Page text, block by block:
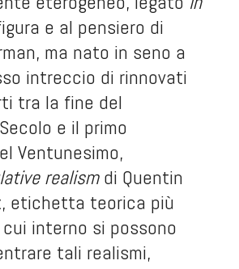
e al pensiero di
ma nato in seno a
intreccio di rinnovati
tra la fine del
e il primo
Ventunesimo,
realismdi Quentin
etichetta teorica più
interno si possono
tali realismi,